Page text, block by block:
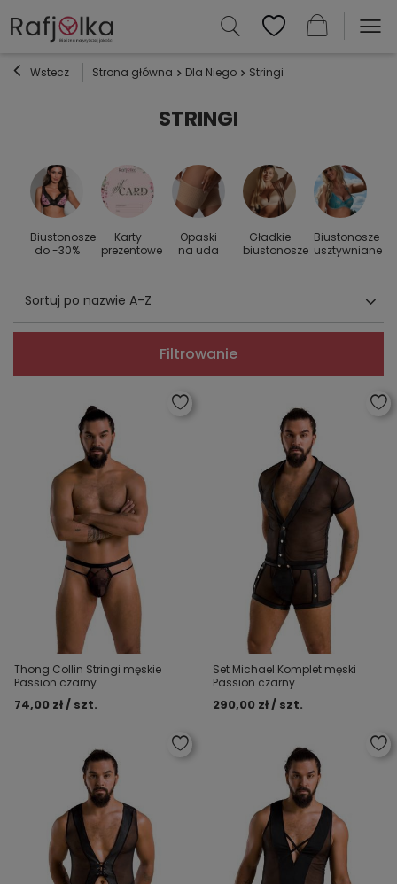
Wstecz Strona główna Dla Niego Stringi
STRINGI
Biustonosze
do -30%
Karty
prezentowe
Opaski
na uda
Gładkie
biustonosze
Biustonosze
usztywniane
Sortuj po nazwie A-Z
Filtrowanie
Thong Collin Stringi męskie
Passion czarny
74,00 zł / szt.
Set Michael Komplet męski
Passion czarny
290,00 zł / szt.